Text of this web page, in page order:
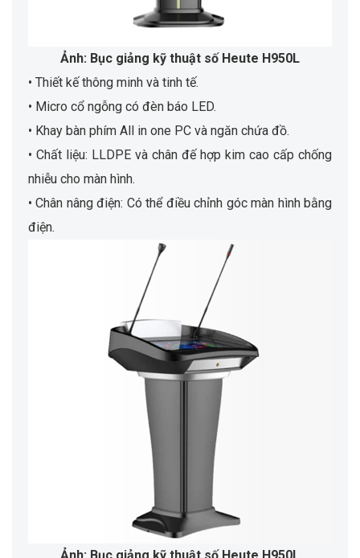
Ảnh: Bục giảng kỹ thuật số Heute H950L
• Thiết kế thông minh và tinh tế.
• Micro cổ ngỗng có đèn báo LED.
• Khay bàn phím All in one PC và ngăn chứa đồ.
• Chất liệu: LLDPE và chân đế hợp kim cao cấp chống
nhiễu cho màn hình.
• Chân nâng điện: Có thể điều chỉnh góc màn hình bằng
điện.